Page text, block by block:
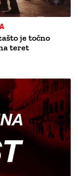
je točno
teret